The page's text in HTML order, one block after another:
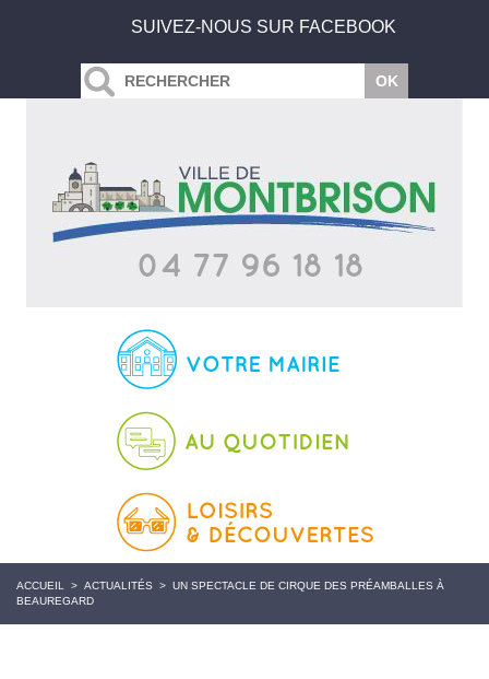
SUIVEZ-NOUS SUR FACEBOOK
ACCUEIL > ACTUALITÉS > UN SPECTACLE DE CIRQUE DES PRÉAMBALLES À
BEAUREGARD